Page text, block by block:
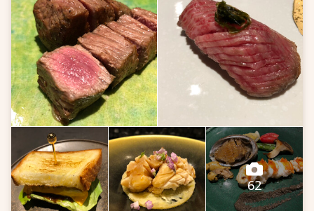
謎解き要素みたいなこの感じワクワクする人もいるのではないで
しょうか。
嫌いでは無いこの隠れ家の感じに押す感...
62